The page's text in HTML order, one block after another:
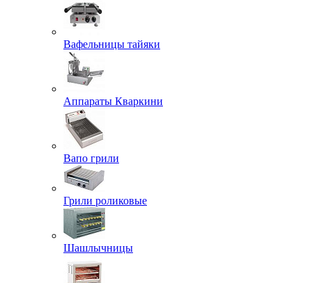
Вафельницы тайяки
Аппараты Кваркини
Вапо грили
Грили роликовые
Шашлычницы